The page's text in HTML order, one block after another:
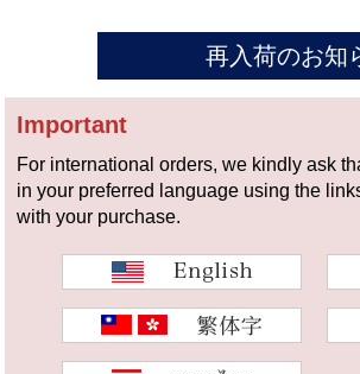
再入荷のお知
Important
For international orders, we kindly ask
in your preferred language using the
with your purchase.